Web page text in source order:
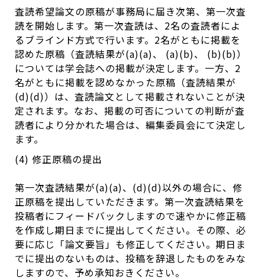
査読希望論文の原稿が事務局に届き次第、第一次査
読を開始します。第一次査読は、2名の査読者によ
るブラインド方式で行います。2名がともに掲載を
認めた原稿（査読結果が(a)(a)、 (a)(b)、 (b)(b)）
については学会誌への掲載が決定します。一方、2
名がともに掲載を認めなかった原稿（査読結果が
(d)(d)）は、査読論文として掲載されないことが決
定されます。なお、掲載の可否についての判断が査
読者により分かれた場合は、編集委員会にて決定し
ます。
(4) 修正原稿の提出
第一次査読結果が(a)(a)、(d)(d)以外の場合に、修
正原稿を提出していただきます。第一次査読結果を
投稿者にフィードバックしますので速やかに修正稿
を作成し期日までに提出してください。その際、必
要に応じ「論文要旨」も修正してください。期日ま
でに提出のないものは、投稿を辞退したものをみな
しますので、予め承知おきください。